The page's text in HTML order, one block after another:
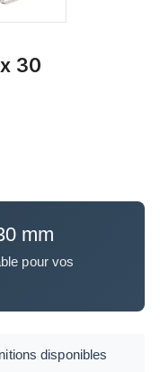
30
mm
pour vos
disponibles